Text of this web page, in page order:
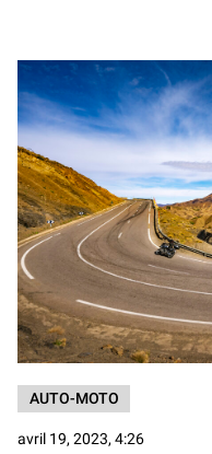
AUTO-MOTO
avril 19, 2023, 4:26